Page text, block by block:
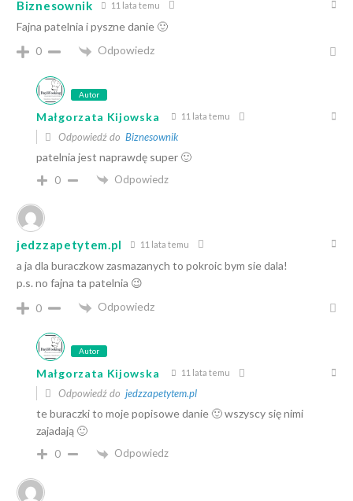
Biznesownik 11 lata temu
Fajna patelnia i pyszne danie 🙂
0
Odpowiedz
Autor
Małgorzata Kijowska 11 lata temu
Odpowiedź do Biznesownik
patelnia jest naprawdę super 🙂
0 Odpowiedz
jedzzapetytem.pl 11 lata temu
a ja dla buraczkow zasmazanych to pokroic bym sie dala!
p.s. no fajna ta patelnia 😉
0
Odpowiedz
Autor
Małgorzata Kijowska 11 lata temu
Odpowiedź do jedzzapetytem.pl
te buraczki to moje popisowe danie 🙂 wszyscy się nimi
zajadają 🙂
0 Odpowiedz